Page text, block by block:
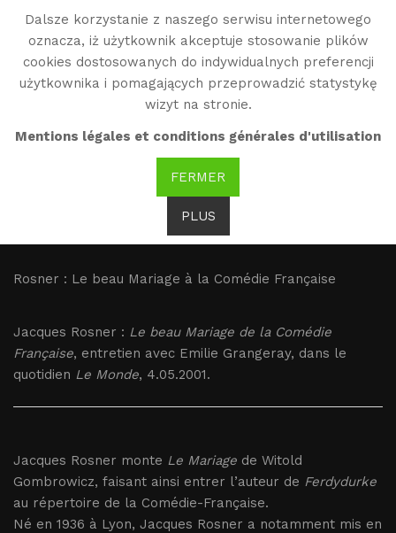
Dalsze korzystanie z naszego serwisu internetowego
oznacza, iż użytkownik akceptuje stosowanie plików
cookies dostosowanych do indywidualnych preferencji
użytkownika i pomagających przeprowadzić statystykę
wizyt na stronie.
Mentions légales et conditions générales d'utilisation
FERMER
PLUS
Witold Gombrowicz
Rosner : Le beau
Mariage à la Comédie
Rosner : Le beau Mariage à la Comédie Française
Jacques Rosner : Le beau Mariage de la Comédie
Française, entretien avec Emilie Grangeray, dans le
quotidien Le Monde, 4.05.2001.
Jacques Rosner monte Le Mariage de Witold
Gombrowicz, faisant ainsi entrer l’auteur de Ferdydurke
au répertoire de la Comédie-Française.
Né en 1936 à Lyon, Jacques Rosner a notamment mis en